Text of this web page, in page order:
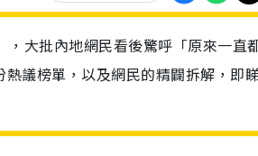
大批內地網民看後驚呼「原來一直
議榜單，以及網民的精闢拆解，即